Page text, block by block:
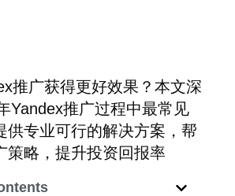
推广获得更好效果？本文深
Yandex推广过程中最常见
供专业可行的解决方案，帮
策略，提升投资回报率